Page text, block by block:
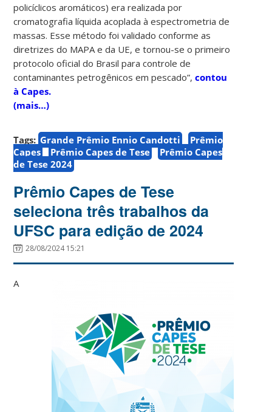
policíclicos aromáticos) era realizada por
cromatografia líquida acoplada à espectrometria de
massas. Esse método foi validado conforme as
diretrizes do MAPA e da UE, e tornou-se o primeiro
protocolo oficial do Brasil para controle de
contaminantes petrogênicos em pescado”,contou
à Capes.
(mais…)
Tags: Grande Prêmio Ennio Candotti
Prêmio
Capes
Prêmio Capes de Tese
Prêmio Capes
de Tese 2024
Prêmio Capes de Tese
seleciona três trabalhos da
UFSC para edição de 2024
28/08/2024 15:21
A